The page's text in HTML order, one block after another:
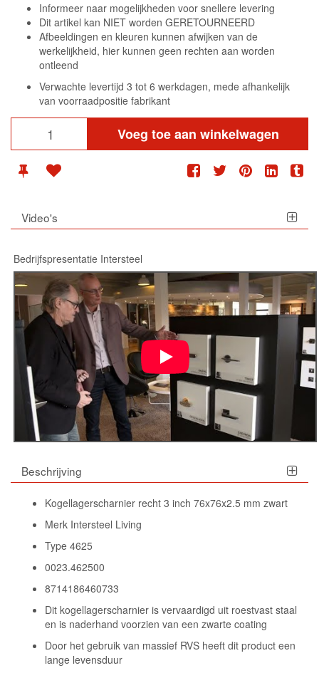
Informeer naar mogelijkheden voor snellere levering
Dit artikel kan NIET worden GERETOURNEERD
Afbeeldingen en kleuren kunnen afwijken van de
werkelijkheid, hier kunnen geen rechten aan worden
ontleend
Verwachte levertijd 3 tot 6 werkdagen, mede afhankelijk
van voorraadpositie fabrikant
Voeg toe aan winkelwagen
Video's
Bedrijfspresentatie Intersteel
Beschrijving
Kogellagerscharnier recht 3 inch 76x76x2.5 mm zwart
Merk Intersteel Living
Type 4625
0023.462500
8714186460733
Dit kogellagerscharnier is vervaardigd uit roestvast staal
en is naderhand voorzien van een zwarte coating
Door het gebruik van massief RVS heeft dit product een
lange levensduur